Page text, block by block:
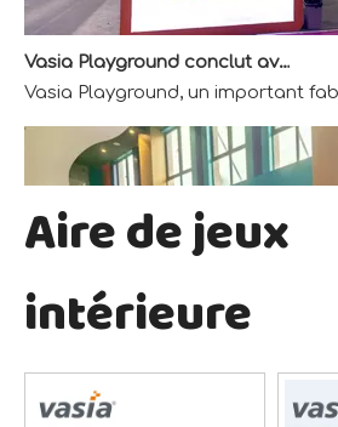
Aire de jeux
intérieure